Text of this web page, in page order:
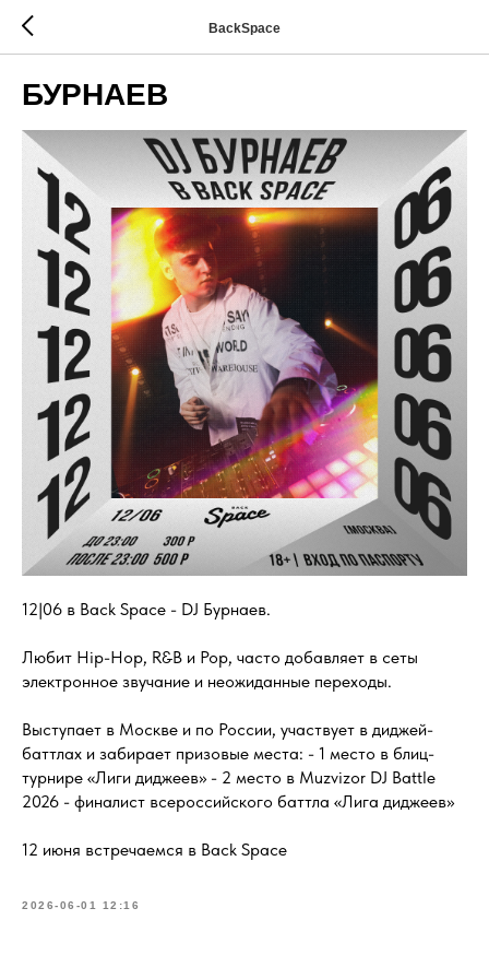
BackSpace
БУРНАЕВ
12|06 в Back Space - DJ Бурнаев.
Любит Hip-Hop, R&B и Pop, часто добавляет в сеты
электронное звучание и неожиданные переходы.
Выступает в Москве и по России, участвует в диджей-
баттлах и забирает призовые места: - 1 место в блиц-
турнире «Лиги диджеев» - 2 место в Muzvizor DJ Battle
2026 - финалист всероссийского баттла «Лига диджеев»
12 июня встречаемся в Back Space
2026-06-01 12:16